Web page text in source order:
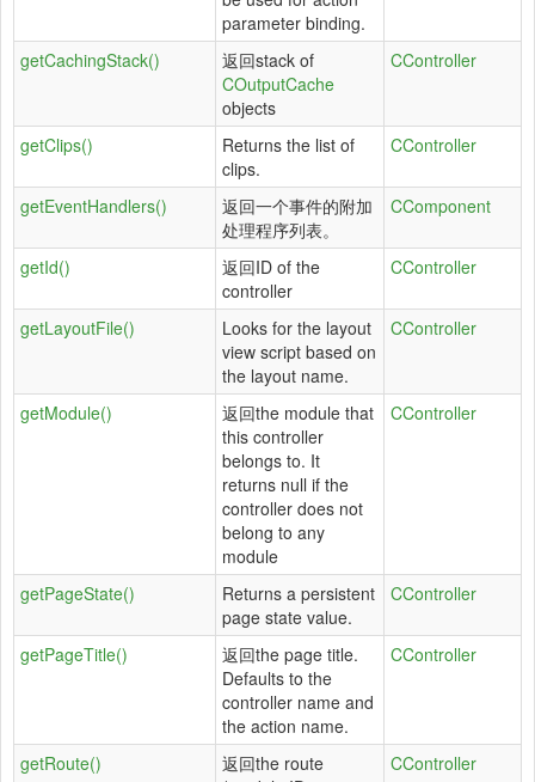
parameter binding.
getCachingStack()
返回stack of
COutputCache
objects
CController
getClips()
Returns the list of
clips.
CController
getEventHandlers()
返回一个事件的附加
处理程序列表。
CComponent
getId()
返回ID of the
controller
CController
getLayoutFile()
Looks for the layout
view script based on
the layout name.
CController
getModule()
返回the module that
this controller
belongs to. It
returns null if the
controller does not
belong to any
module
CController
getPageState()
Returns a persistent
page state value.
CController
getPageTitle()
返回the page title.
Defaults to the
controller name and
the action name.
CController
getRoute()
返回the route
CController